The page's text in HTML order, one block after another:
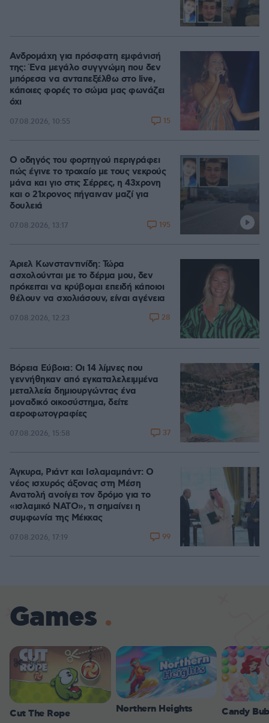
Ανδρομάχη για πρόσφατη εμφάνισή
της: Ένα μεγάλο συγγνώμη που δεν
μπόρεσα να ανταπεξέλθω στο live,
κάποιες φορές το σώμα μας φωνάζει
όχι
07.08.2026, 10:55 15
Ο οδηγός του φορτηγού περιγράφει
πώς έγινε το τροχαίο με τους νεκρούς
μάνα και γιο στις Σέρρες, η 43χρονη
και ο 21χρονος πήγαιναν μαζί για
δουλειά
07.08.2026, 13:17 195
Άριελ Κωνσταντινίδη: Τώρα
ασχολούνται με το δέρμα μου, δεν
πρόκειται να κρύβομαι επειδή κάποιοι
θέλουν να σχολιάσουν, είναι αγένεια
07.08.2026, 12:23 28
Βόρεια Εύβοια: Οι 14 λίμνες που
γεννήθηκαν από εγκαταλελειμμένα
μεταλλεία δημιουργώντας ένα
μοναδικό οικοσύστημα, δείτε
αεροφωτογραφίες
07.08.2026, 15:58 37
Άγκυρα, Ριάντ και Ισλαμαμπάντ: Ο
νέος ισχυρός άξονας στη Μέση
Ανατολή ανοίγει τον δρόμο για το
«ισλαμικό ΝΑΤΟ», τι σημαίνει η
συμφωνία της Μέκκας
07.08.2026, 17:19 99
Games
Cut The Rope Northern Heights Candy